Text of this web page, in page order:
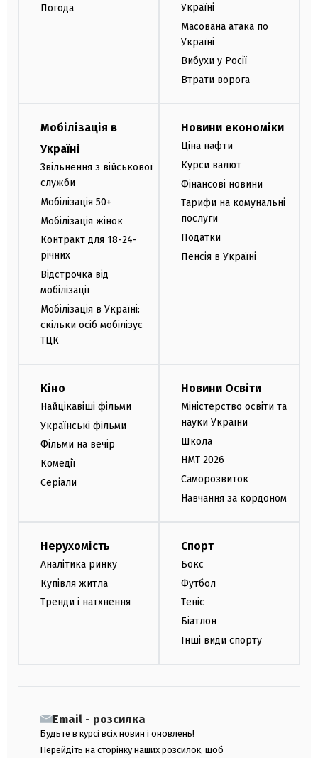
Погода
Україні
Масована атака по
Україні
Вибухи у Росії
Втрати ворога
Мобілізація в
Україні
Звільнення з військової
служби
Мобілізація 50+
Мобілізація жінок
Контракт для 18-24-
річних
Відстрочка від
мобілізації
Мобілізація в Україні:
скільки осіб мобілізує
ТЦК
Новини економіки
Ціна нафти
Курси валют
Фінансові новини
Тарифи на комунальні
послуги
Податки
Пенсія в Україні
Кіно
Найцікавіші фільми
Українські фільми
Фільми на вечір
Комедії
Серіали
Новини Освіти
Міністерство освіти та
науки України
Школа
НМТ 2026
Саморозвиток
Навчання за кордоном
Нерухомість
Аналітика ринку
Купівля житла
Тренди і натхнення
Спорт
Бокс
Футбол
Теніс
Біатлон
Інші види спорту
Email - розсилка
Будьте в курсі всіх новин і оновлень!
Перейдіть на сторінку наших розсилок, щоб